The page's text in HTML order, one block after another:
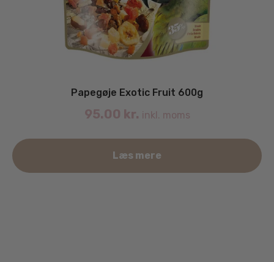
Papegøje Exotic Fruit 600g
95.00 kr. inkl. moms
Læs mere